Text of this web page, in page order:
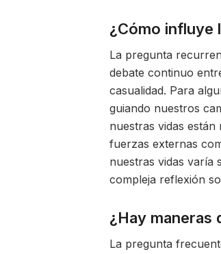
¿Cómo influye
La pregunta
debate continuo
casualidad. Para
guiando nuestros
nuestras vidas
fuerzas externas
nuestras vidas varía
compleja reflexión
¿Hay maneras
La pregunta